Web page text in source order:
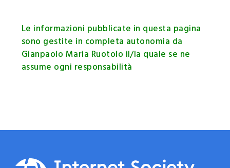
Le informazioni pubblicate in questa pagina
sono gestite in completa autonomia da
Gianpaolo Maria Ruotolo il/la quale se ne
assume ogni responsabilità